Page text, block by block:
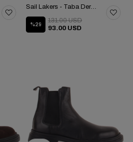
Sail Lakers - Taba Deri Erkek Chelsea Bot
%29
93.00 USD
131.00 USD